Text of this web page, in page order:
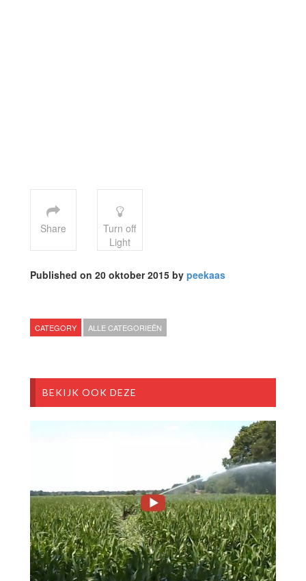
Share
Turn off
Light
Published on 20 oktober 2015 by peekaas
CATEGORY ALLE CATEGORIEËN
BEKIJK OOK DEZE